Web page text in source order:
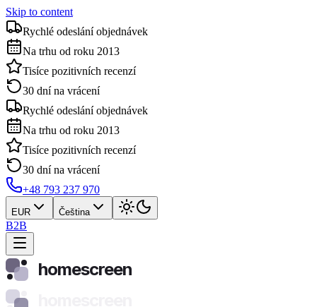
Skip to content
Rychlé odeslání objednávek
Na trhu od roku 2013
Tisíce pozitivních recenzí
30 dní na vrácení
Rychlé odeslání objednávek
Na trhu od roku 2013
Tisíce pozitivních recenzí
30 dní na vrácení
+48 793 237 970
EUR Čeština
B2B
homescreen